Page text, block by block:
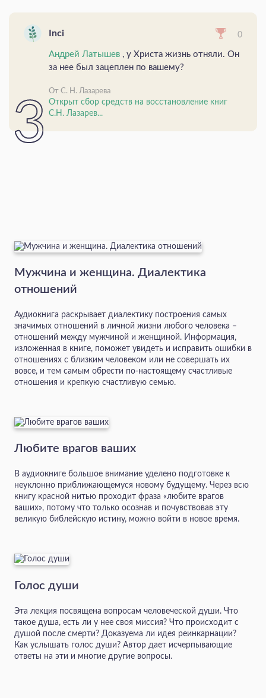
Inci 0
Андрей Латышев , у Христа жизнь отняли. Он
за нее был зацеплен по вашему?
От С. Н. Лазарева
Открыт сбор средств на восстановление книг
С.Н. Лазарев...
Мужчина и женщина. Диалектика
отношений
Аудиокнига раскрывает диалектику построения самых
значимых отношений в личной жизни любого человека –
отношений между мужчиной и женщиной. Информация,
изложенная в книге, поможет увидеть и исправить ошибки в
отношениях с близким человеком или не совершать их
вовсе, и тем самым обрести по-настоящему счастливые
отношения и крепкую счастливую семью.
Любите врагов ваших
В аудиокниге большое внимание уделено подготовке к
неуклонно приближающемуся новому будущему. Через всю
книгу красной нитью проходит фраза «любите врагов
ваших», потому что только осознав и почувствовав эту
великую библейскую истину, можно войти в новое время.
Голос души
Эта лекция посвящена вопросам человеческой души. Что
такое душа, есть ли у нее своя миссия? Что происходит с
душой после смерти? Доказуема ли идея реинкарнации?
Как услышать голос души? Автор дает исчерпывающие
ответы на эти и многие другие вопросы.